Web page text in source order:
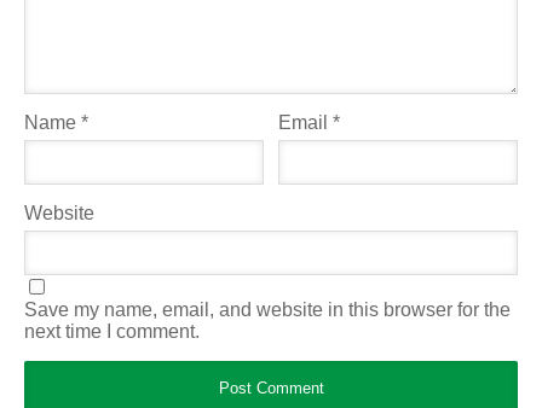
Name * Email*
Website
Save my name, email, and website in this browser for the
next time I comment.